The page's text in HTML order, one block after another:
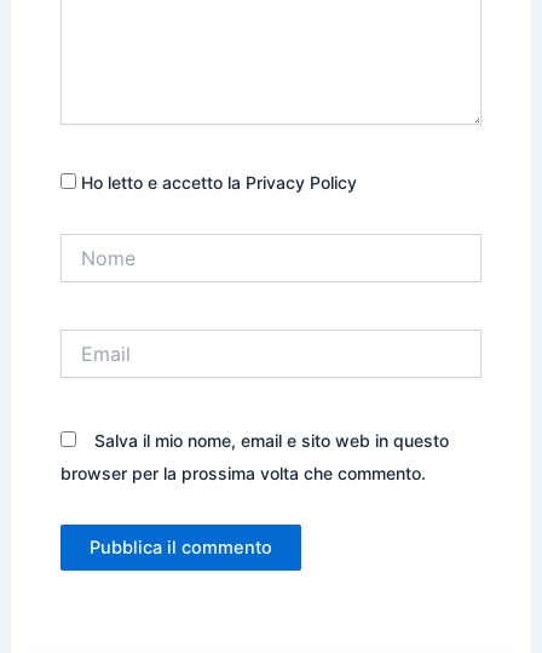
Ho letto e accetto la Privacy Policy
Salva il mio nome, email e sito web in questo
browser per la prossima volta che commento.